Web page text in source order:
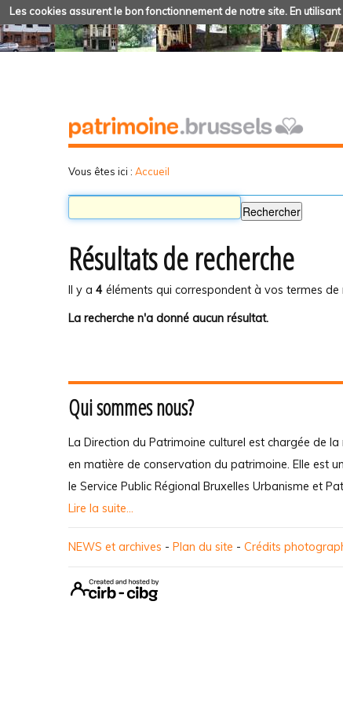
Les cookies assurent le bon fonctionnement de notre site. En
Vous êtes ici : Accueil
Résultats de recherche
Il y a 4 éléments qui correspondent à vos termes de
La recherche n'a donné aucun résultat.
Qui sommes nous?
La Direction du Patrimoine culturel est chargée de
en matière de conservation du patrimoine. Elle est
le Service Public Régional Bruxelles Urbanisme et
Lire la suite...
NEWS et archives - Plan du site - Crédits